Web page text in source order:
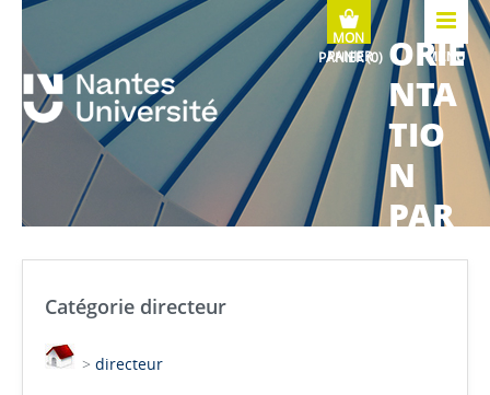
MENU
ORIE
NTA
TIO
N
PAR
COU
Catégorie directeur
> directeur